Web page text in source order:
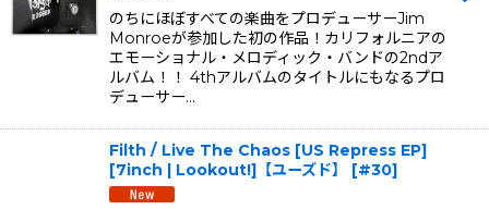
のちにほぼすべての楽曲をプロデューサーJim
Monroeが参加した初の作品！カリフォルニアの
エモーショナル・メロディック・バンドの2ndア
ルバム！！ 4thアルバムのタイトルにもなるプロ
デューサー…
Filth / Live The Chaos [US Repress EP]
[7inch | Lookout!]【ユーズド】
[#30]